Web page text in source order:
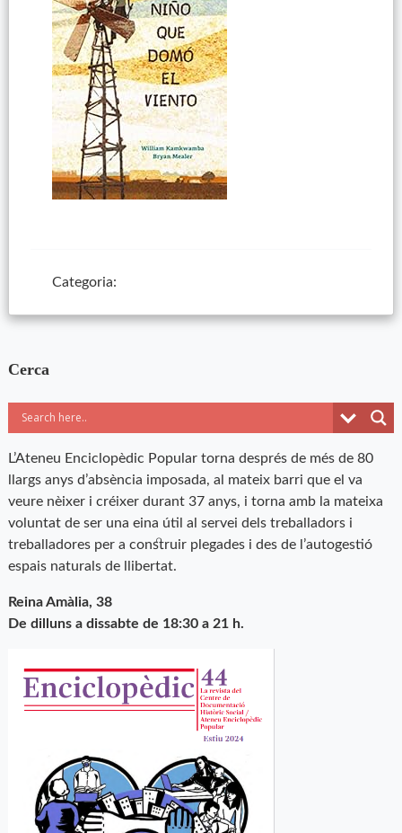
Categoria:
Cerca
L’Ateneu Enciclopèdic Popular torna després de més de 80
llargs anys d’absència imposada, al mateix barri que el va
veure nèixer i créixer durant 37 anys, i torna amb la mateixa
voluntat de ser una eina útil al servei dels treballadors i
treballadores per a construir plegades i des de l’autogestió
espais naturals de llibertat.
Reina Amàlia, 38
De dilluns a dissabte de 18:30 a 21 h.